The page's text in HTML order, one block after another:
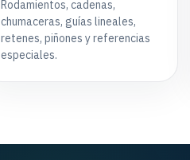
Rodamientos, cadenas,
chumaceras, guías lineales,
retenes, piñones y referencias
especiales.